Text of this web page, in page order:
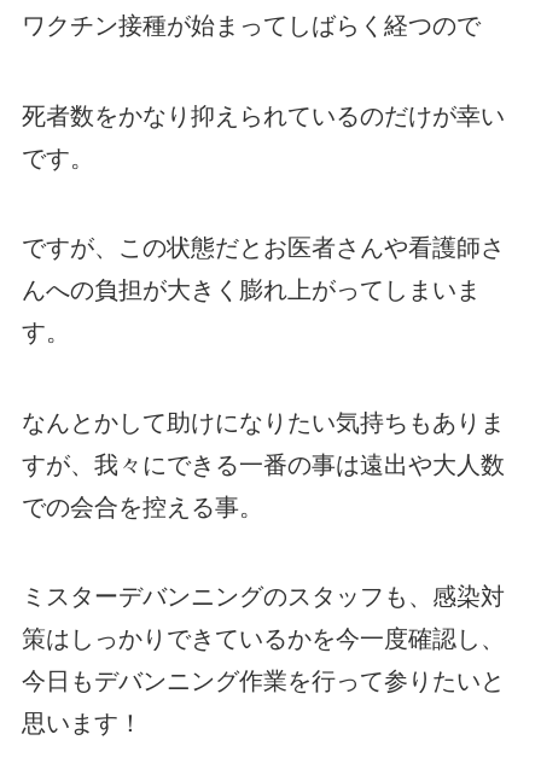
ワクチン接種が始まってしばらく経つので
死者数をかなり抑えられているのだけが幸い
です。
ですが、この状態だとお医者さんや看護師さ
んへの負担が大きく膨れ上がってしまいま
す。
なんとかして助けになりたい気持ちもありま
すが、我々にできる一番の事は遠出や大人数
での会合を控える事。
ミスターデバンニングのスタッフも、感染対
策はしっかりできているかを今一度確認し、
今日もデバンニング作業を行って参りたいと
思います！